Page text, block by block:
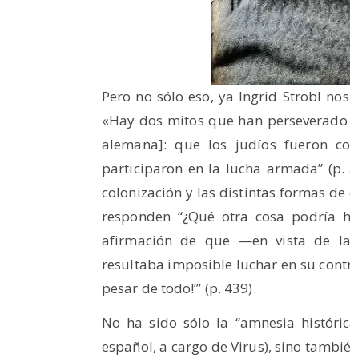
Pero no sólo eso, ya Ingrid Strobl
«Hay dos mitos que han
alemana]: que los judíos fueron
participaron en la lucha armada”
colonización y las distintas formas
responden “¿Qué otra cosa podría
afirmación de que —en vista de
resultaba imposible luchar en su
pesar de todo!’” (p. 439).
No ha sido sólo la “amnesia
español, a cargo de Virus), sino